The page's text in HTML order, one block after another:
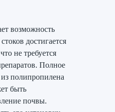
возможность
достигается
не требуется
Полное
из полипропилена
быть
почвы.